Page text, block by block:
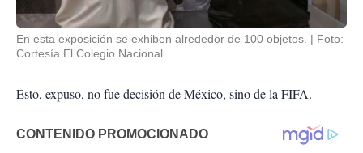
En esta exposición se exhiben alrededor de 100 objetos.
Foto:
Cortesía El Colegio Nacional
Esto, expuso, no fue decisión de México, sino de la FIFA.